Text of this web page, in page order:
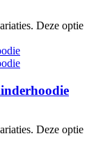
Deze optie
Deze optie